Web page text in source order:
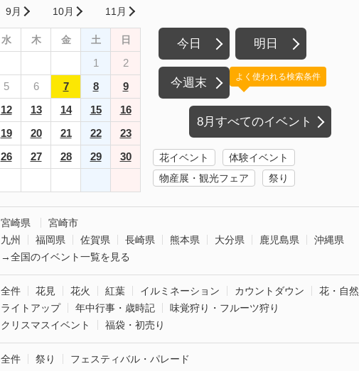
9月 10月 11月
水 木 金 土 日
1
2
5 6 7 8
9
12 13 14 15
16
19 20 21 22
23
26 27 28 29
30
今日 明日
今週末
8月すべてのイベント
よく使われる検索条件
花イベント
体験イベント
物産展・観光フェア
祭り
宮崎県
宮崎市
九州
福岡県 佐賀県 長崎県 熊本県 大分県 鹿児島県
沖縄県
→全国のイベント一覧を見る
全件 花見 花火 紅葉 イルミネーション カウントダウン
花・自然
ライトアップ
年中行事・歳時記
味覚狩り・フルーツ狩り
クリスマスイベント
福袋・初売り
全件 祭り フェスティバル・パレード